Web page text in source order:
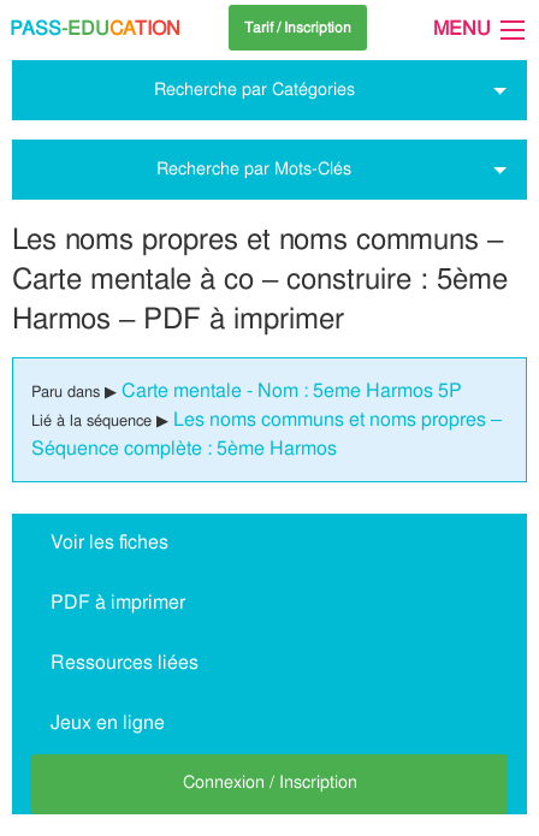
PASS-EDUCATION Tarif / Inscription MENU
Recherche par Catégories
Recherche par Mots-Clés
Les noms propres et noms communs –
Carte mentale à co – construire : 5ème
Harmos – PDF à imprimer
Paru dans ▶ Carte mentale - Nom : 5eme Harmos 5P
Lié à la séquence ▶ Les noms communs et noms propres –
Séquence complète : 5ème Harmos
Voir les fiches
PDF à imprimer
Ressources liées
Jeux en ligne
Connexion / Inscription